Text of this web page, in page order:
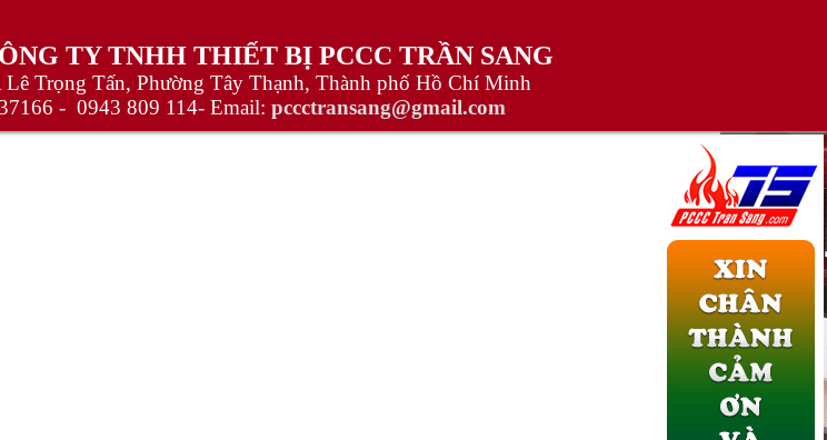
TY TNHH THIẾT BỊ PCCC TRẦN SANG
Trọng Tấn, Phường Tây Thạnh, Thành phố Hồ Chí Minh
- 0943 809 114- Email: pccctransang@gmail.com